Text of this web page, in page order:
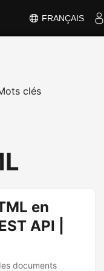
FRANÇAIS
clés
en
API |
documents